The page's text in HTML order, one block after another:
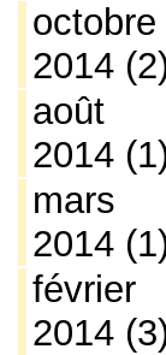
octobre
2014
août
2014
mars
2014
février
2014